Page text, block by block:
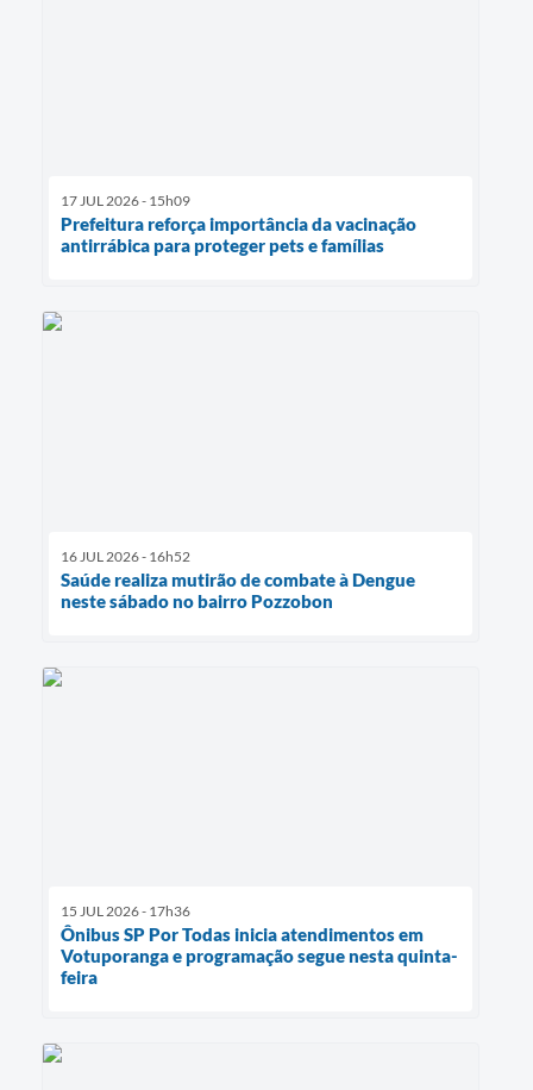
17 JUL 2026 - 15h09
Prefeitura reforça importância da vacinação
antirrábica para proteger pets e famílias
16 JUL 2026 - 16h52
Saúde realiza mutirão de combate à Dengue
neste sábado no bairro Pozzobon
15 JUL 2026 - 17h36
Ônibus SP Por Todas inicia atendimentos em
Votuporanga e programação segue nesta quinta-
feira